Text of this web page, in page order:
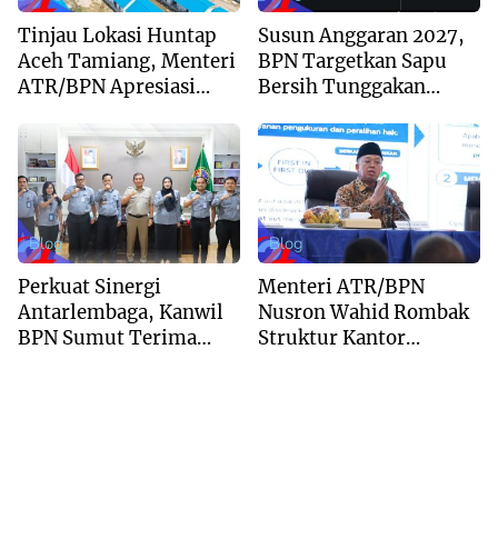
Tinjau Lokasi Huntap
Aceh Tamiang, Menteri
ATR/BPN Apresiasi
Buddha Tzu Chi dan
Aguan
Susun Anggaran 2027,
BPN Targetkan Sapu
Bersih Tunggakan
Kepastian Waktu
Layanan
Blog
Perkuat Sinergi
Antarlembaga, Kanwil
BPN Sumut Terima
Blog
Menteri ATR/BPN
Nusron Wahid Rombak
Struktur Kantor